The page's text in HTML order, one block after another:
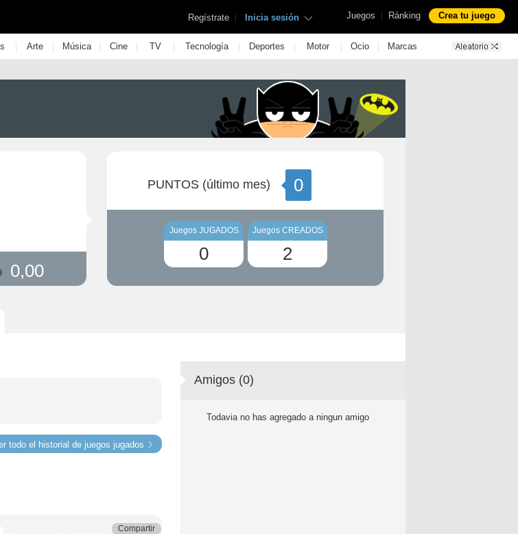
Juegos | Ránking Crea tu juego
Regístrate | Inicia sesión
| Arte | Música | Cine | TV | Tecnología | Deportes | Motor | Ocio | Marcas
0,00
PUNTOS (último mes) 0
Juegos JUGADOS
0
Juegos CREADOS
2
todo el historial de juegos jugados
Compartir
Amigos (0)
Todavia no has agregado a ningun amigo